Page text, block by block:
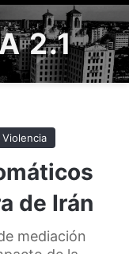
2.1
Violencia
de Irán
mediación